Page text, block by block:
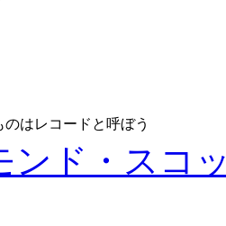
はレコードと呼ぼう
ド・スコ